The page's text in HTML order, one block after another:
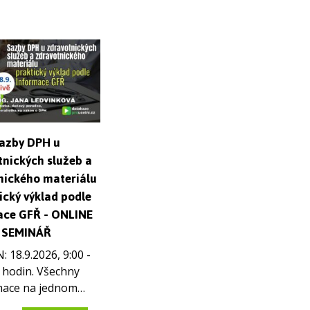
DPH u
služeb a
materiálu
výklad podle
GFŘ - ONLINE
SEMINÁŘ
18.9.2026, 9:00 -
hodin. Všechny
na jednom…
DPH novela 2025,
daňové
- nejčastější
v praxi - video
IHNED K
DISPOZICI
získáte k
na neomezeně
dobu včetně…
začátečníky
tuzemsko v
seminář -
K DISPOZICI
získáte k
na neomezeně
dobu včetně…